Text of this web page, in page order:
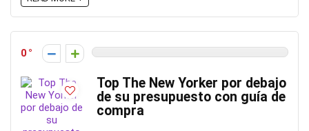
0
Top The New Yorker por debajo
de su presupuesto con guía de
compra